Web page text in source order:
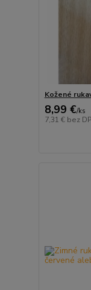
Kožené
8,99 €/ks
7,31 € bez